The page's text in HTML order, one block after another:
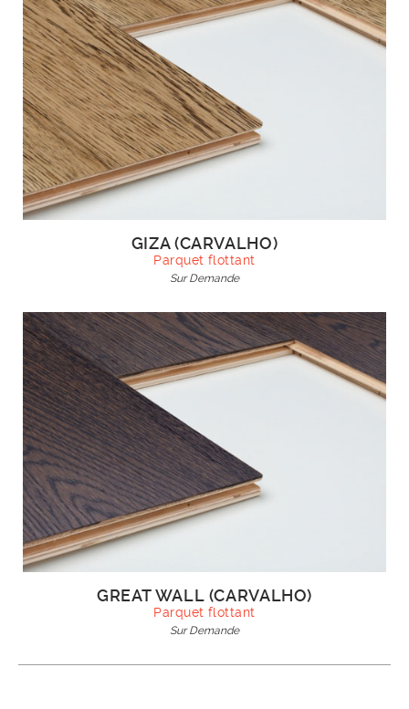
GIZA (CARVALHO)
Parquet flottant
Sur Demande
GREAT WALL (CARVALHO)
Parquet flottant
Sur Demande